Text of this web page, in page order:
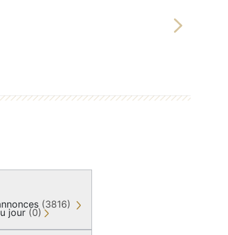
Next
(3816)
jour (0)